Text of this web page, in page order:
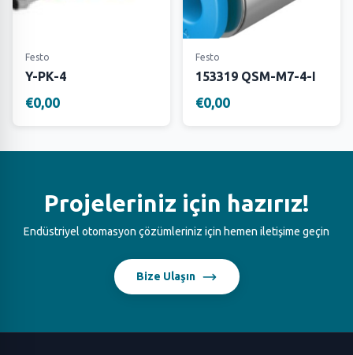
Festo
Y-PK-4
€0,00
Festo
153319 QSM-M7-4-I
€0,00
Projeleriniz için hazırız!
Endüstriyel otomasyon çözümleriniz için hemen iletişime geçin
Bize Ulaşın